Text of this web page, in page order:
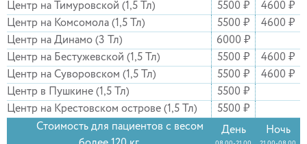
Центр на Тимуровской (1,5 Тл)
5500 ₽
4600 ₽
Центр на Комсомола (1,5 Тл)
5500 ₽
4600 ₽
Центр на Динамо (3 Тл)
6000 ₽
Центр на Бестужевской (1,5 Тл)
5500 ₽
4600 ₽
Центр на Суворовском (1,5 Тл)
5500 ₽
4600 ₽
Центр в Пушкине (1,5 Тл)
5500 ₽
Центр на Крестовском острове (1,5 Тл)
5500 ₽
Стоимость для пациентов с весом
День Ночь